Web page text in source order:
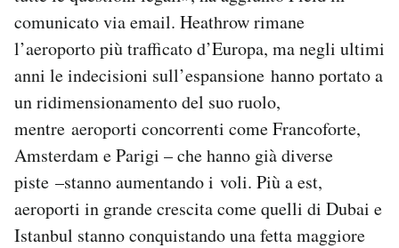
comunicato via email. Heathrow rimane
l’aeroporto più trafficato d’Europa, ma negli ultimi
anni le indecisioni sull’espansione hanno portato a
un ridimensionamento del suo ruolo,
mentre aeroporti concorrenti come Francoforte,
Amsterdam e Parigi – che hanno già diverse
piste –stanno aumentando i voli. Più a est,
aeroporti in grande crescita come quelli di Dubai e
Istanbul stanno conquistando una fetta maggiore